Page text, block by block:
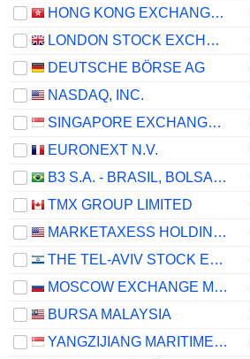
HONG KONG EXCHANGES AND CLEARING LIMITED
LONDON STOCK EXCHANGE GROUP PLC
DEUTSCHE BÖRSE AG
NASDAQ, INC.
SINGAPORE EXCHANGE LIMITED
EURONEXT N.V.
B3 S.A. - BRASIL, BOLSA, BALCÃO
TMX GROUP LIMITED
MARKETAXESS HOLDINGS INC.
THE TEL-AVIV STOCK EXCHANGE LTD.
MOSCOW EXCHANGE MICEX-RTS
BURSA MALAYSIA
YANGZIJIANG MARITIME DEVELOPMENT LTD.